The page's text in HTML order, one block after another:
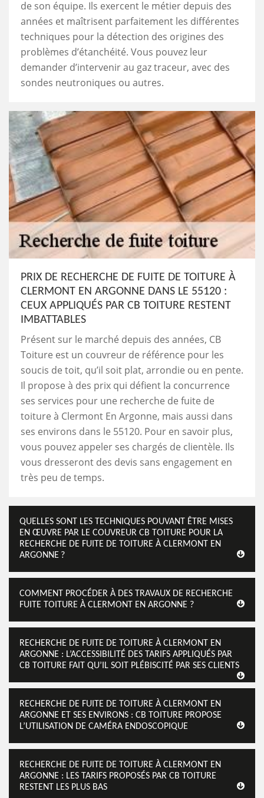
de son équipe. Ils exercent le métier depuis des
années et maîtrisent parfaitement les différentes
techniques pour la détection des origines des
problèmes d’étanchéité. Vous pouvez leur
demander d’intervenir au gaz traceur, avec des
sondes neutroniques ou autres.
PRIX DE RECHERCHE DE FUITE DE TOITURE À
CLERMONT EN ARGONNE DANS LE 55120 :
CEUX APPLIQUÉS PAR CB TOITURE RESTENT
IMBATTABLES
Présent sur le marché depuis des années, CB
Toiture est un couvreur de référence pour les
soucis de toit, qu’il soit plat, arrondie ou en pente.
Il propose à des prix qui défient la concurrence
ses services pour une recherche de fuite de
toiture à Clermont En Argonne, mais aussi dans
ses environs dans le 55120. Pour en savoir plus,
vous pouvez appeler ses chargés de clientèle. Ils
vous dresseront des devis sans engagement en
très peu de temps.
QUELLES SONT LES TECHNIQUES POUVANT ÊTRE MISES
EN ŒUVRE PAR LE COUVREUR CB TOITURE POUR LA
RECHERCHE DE FUITE DE TOITURE À CLERMONT EN
ARGONNE ?
COMMENT PROCÉDER À DES TRAVAUX DE RECHERCHE
FUITE TOITURE À CLERMONT EN ARGONNE ?
RECHERCHE DE FUITE DE TOITURE À CLERMONT EN
ARGONNE : L’ACCESSIBILITÉ DES TARIFS APPLIQUÉS PAR
CB TOITURE FAIT QU’IL SOIT PLÉBISCITÉ PAR SES CLIENTS
RECHERCHE DE FUITE DE TOITURE À CLERMONT EN
ARGONNE ET SES ENVIRONS : CB TOITURE PROPOSE
L’UTILISATION DE CAMÉRA ENDOSCOPIQUE
RECHERCHE DE FUITE DE TOITURE À CLERMONT EN
ARGONNE : LES TARIFS PROPOSÉS PAR CB TOITURE
RESTENT LES PLUS BAS